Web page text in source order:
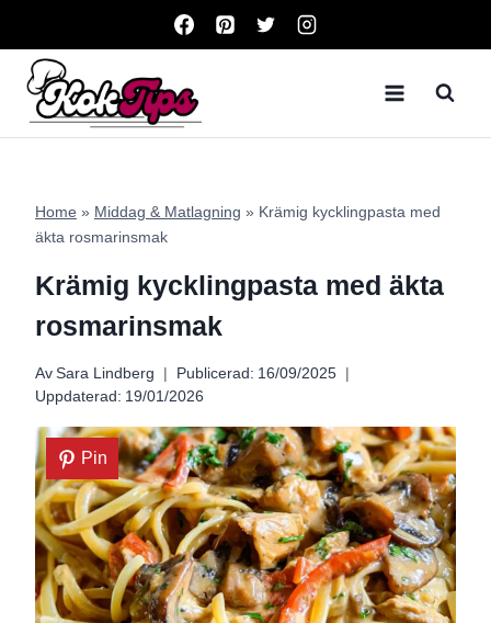
content
Home » Middag & Matlagning » Krämig kycklingpasta med
äkta rosmarinsmak
Krämig kycklingpasta med äkta
rosmarinsmak
Av Sara Lindberg Publicerad: 16/09/2025
Uppdaterad: 19/01/2026
Pin